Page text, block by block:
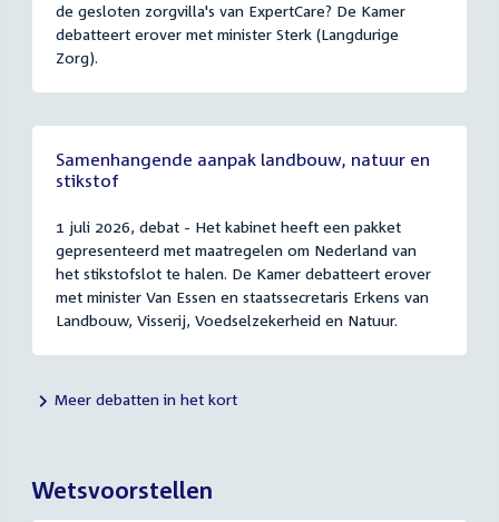
de gesloten zorgvilla's van ExpertCare? De Kamer
debatteert erover met minister Sterk (Langdurige
Zorg).
Samenhangende aanpak landbouw, natuur en
stikstof
1 juli 2026, debat - Het kabinet heeft een pakket
gepresenteerd met maatregelen om Nederland van
het stikstofslot te halen. De Kamer debatteert erover
met minister Van Essen en staatssecretaris Erkens van
Landbouw, Visserij, Voedselzekerheid en Natuur.
Meer debatten in het kort
Wetsvoorstellen